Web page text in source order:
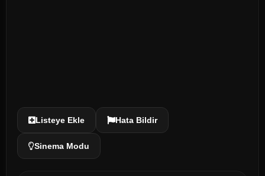
Listeye Ekle Hata Bildir
Sinema Modu